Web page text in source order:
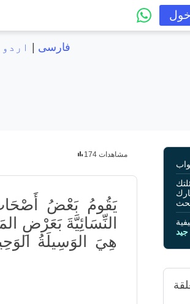
فارسی اردو
174 مشاهدات
يَقُومُ بَعْضُ أَصْحَابِ
النِّسَائِيَّةَ بَعَرْضِ
هِيَ الوَسِيلَةُ